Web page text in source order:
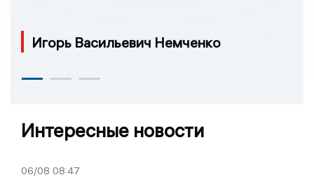
Игорь Васильевич Немченко
Интересные новости
06/08 08:47